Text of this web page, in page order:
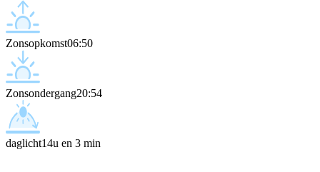
Zonsopkomst06:50
Zonsondergang20:54
daglicht14u en 3 min